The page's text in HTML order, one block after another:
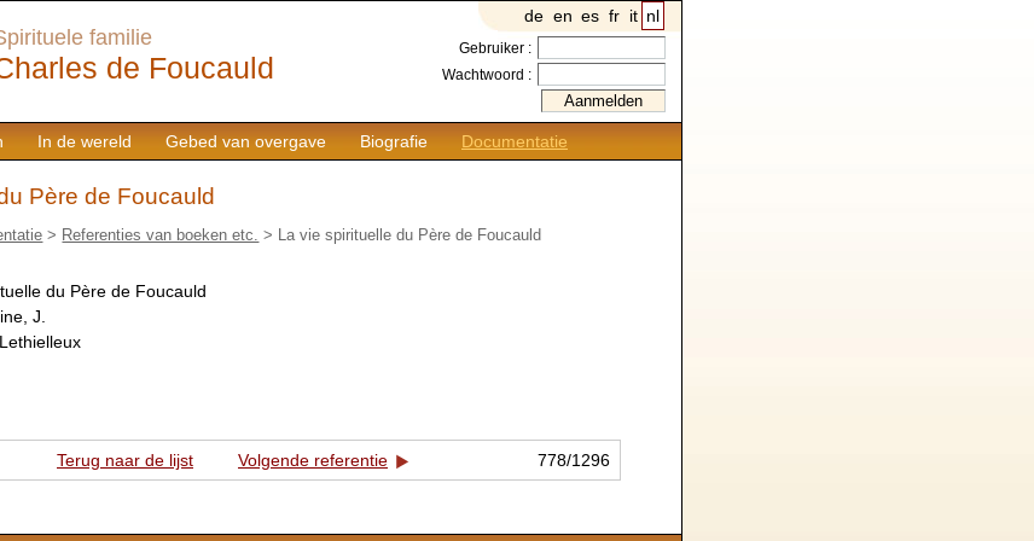
In de wereld Gebed van overgave Biografie Documentatie
familie
de Foucauld
de en es fr it nl
Gebruiker :
Wachtwoord :
Père de Foucauld
> Referenties van boeken etc. > La vie spirituelle du Père de Foucauld
du Père de Foucauld
J.
Terug naar de lijst Volgende referentie 778/1296